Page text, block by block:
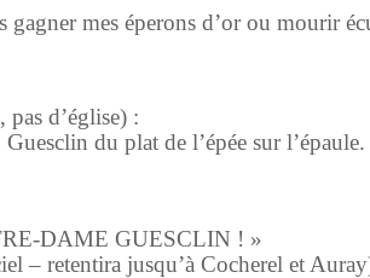
gagner mes éperons d’or ou mourir
pas d’église) :
du plat de l’épée sur l’épaule.
DAME GUESCLIN ! »
– retentira jusqu’à Cocherel et